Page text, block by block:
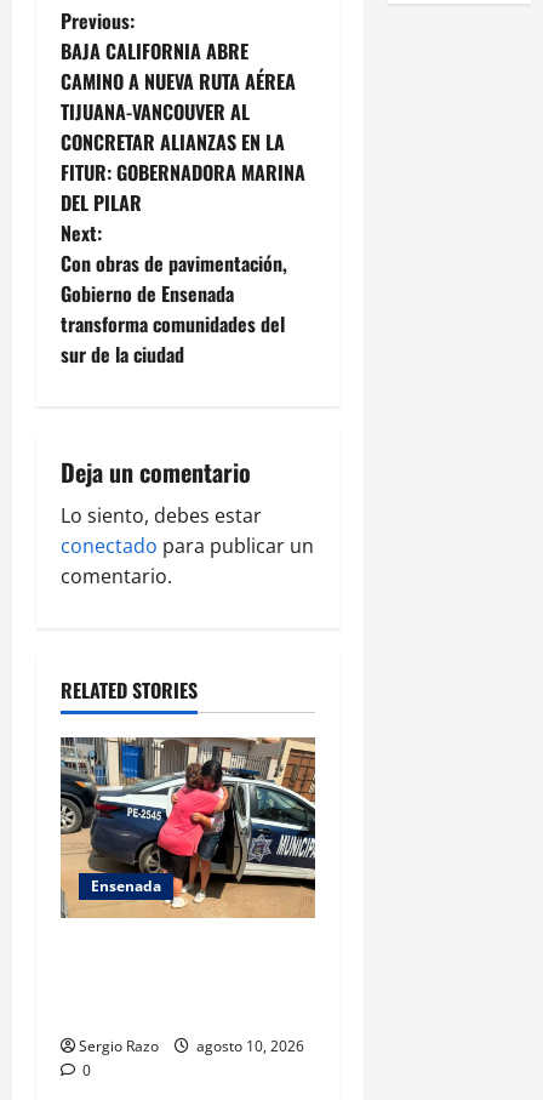
P
o
s
t
n
a
v
a
t
i
n
Previous:
BAJA CALIFORNIA ABRE
CAMINO A NUEVA RUTA AÉREA
TIJUANA-VANCOUVER AL
CONCRETAR ALIANZAS EN LA
FITUR: GOBERNADORA MARINA
DEL PILAR
Next:
Con obras de pavimentación,
Gobierno de Ensenada
transforma comunidades del
sur de la ciudad
Deja un comentario
Lo siento, debes estar
conectado para publicar un
comentario.
RELATED STORIES
Ensenada
Sergio Razo
agosto 10, 2026
0